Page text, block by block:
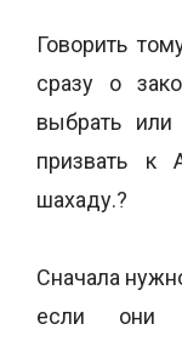
Говорить
сразу о
выбрать или
призвать к
шахаду.?
Сначала
если они